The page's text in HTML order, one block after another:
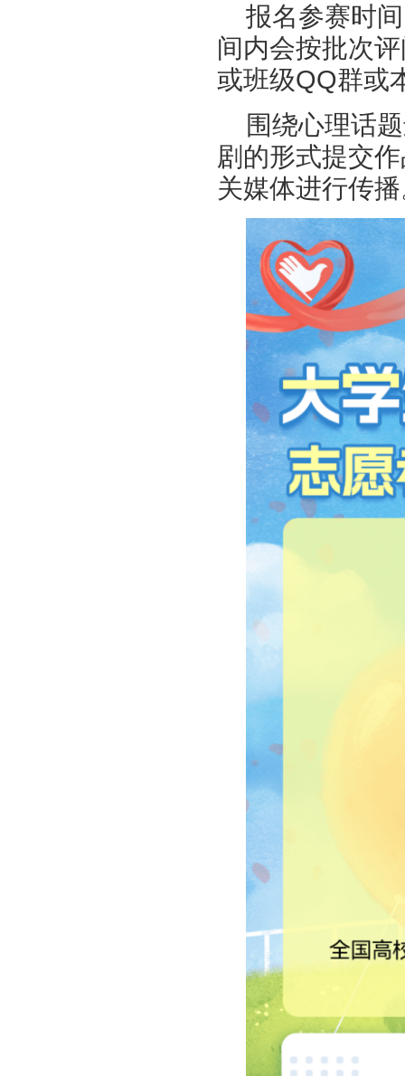
报名参赛时
间内会按批次
或班级QQ群或
围绕心理话
剧的形式提交
关媒体进行传